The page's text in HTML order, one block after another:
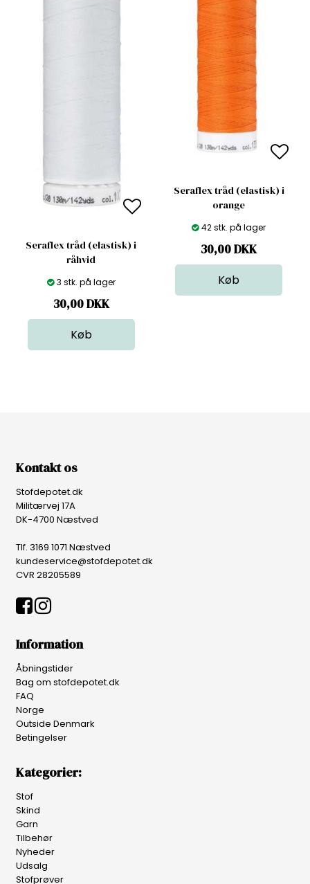
Seraflex tråd (elastisk) i
råhvid
3 stk. på lager
30,00DKK
Seraflex tråd (elastisk) i
orange
42 stk. på lager
30,00DKK
Kontakt os
Stofdepotet.dk
Militærvej 17A
DK-4700 Næstved
Tlf. 3169 1071 Næstved
kundeservice@stofdepotet.dk
CVR 28205589
Information
Åbningstider
Bag om stofdepotet.dk
FAQ
Norge
Outside Denmark
Betingelser
Kategorier:
Stof
Skind
Garn
Tilbehør
Nyheder
Udsalg
Stofprøver